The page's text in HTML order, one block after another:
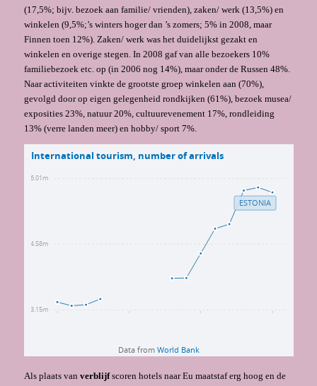
(17,5%; bijv. bezoek aan familie/ vrienden), zaken/ werk (13,5%) en
winkelen (9,5%;’s winters hoger dan ’s zomers; 5% in 2008, maar
Finnen toen 12%). Zaken/ werk was het duidelijkst gezakt en
winkelen en overige stegen. In 2008 gaf van alle bezoekers 10%
familiebezoek etc. op (in 2006 nog 14%), maar onder de Russen 48%.
Naar activiteiten vinkte de grootste groep winkelen aan (70%),
gevolgd door op eigen gelegenheid rondkijken (61%), bezoek musea/
exposities 23%, natuur 20%, cultuurevenement 17%, rondleiding
13% (verre landen meer) en hobby/ sport 7%.
Als plaats van verblijfscoren hotels naar Eu maatstaf erg hoog en de